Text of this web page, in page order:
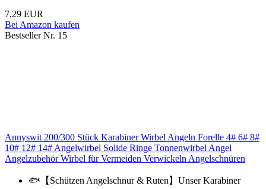
7,29 EUR
Bei Amazon kaufen
Bestseller Nr. 15
Annyswit 200/300 Stück Karabiner Wirbel Angeln Forelle 4# 6# 8#
10# 12# 14# Angelwirbel Solide Ringe Tonnenwirbel Angel
Angelzubehör Wirbel für Vermeiden Verwickeln Angelschnüren
🐟【Schützen Angelschnur & Ruten】Unser Karabiner